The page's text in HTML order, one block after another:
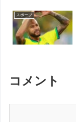
スポーツ
コメント